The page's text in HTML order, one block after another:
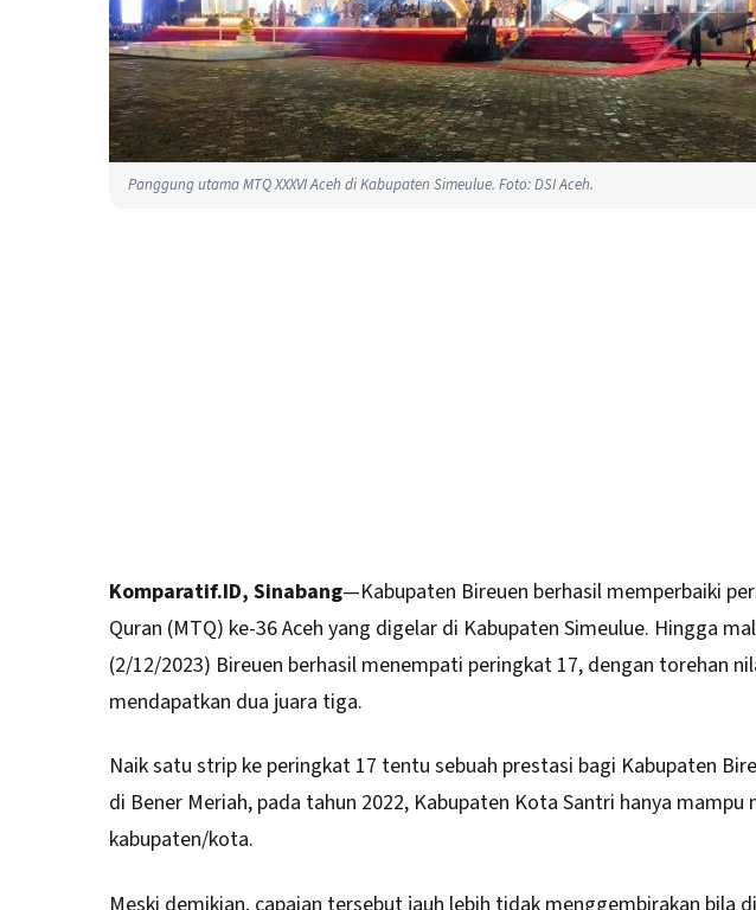
Panggung utama MTQ XXXVI Aceh di Kabupaten Simeulue. Foto: DSI Aceh.
Komparatif.ID, Sinabang—Kabupaten Bireuen berhasil memperbaiki
Quran (MTQ) ke-36 Aceh yang digelar di Kabupaten Simeulue. Hingga
(2/12/2023) Bireuen berhasil menempati peringkat 17, dengan torehan
mendapatkan dua juara tiga.
Naik satu strip ke peringkat 17 tentu sebuah prestasi bagi Kabupaten
di Bener Meriah, pada tahun 2022, Kabupaten Kota Santri hanya mampu
kabupaten/kota.